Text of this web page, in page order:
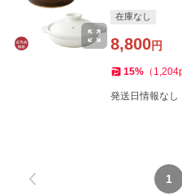
在庫なし
8,800円
15% （ 1,204
発送日情報なし
1